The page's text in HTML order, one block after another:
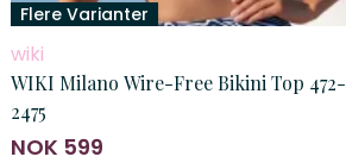
Flere Varianter
wiki
WIKI Milano Wire-Free Bikini Top 472-
2475
NOK 599